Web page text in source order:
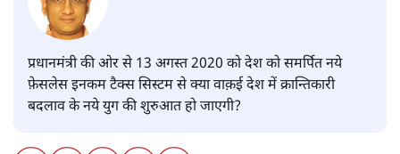
प्रधानमंत्री की ओर से 13 अगस्त 2020 को देश को समर्पित नये
फ़ेसलेस इनकम टैक्स सिस्टम से क्या वाक़ई देश में क्रान्तिकारी
बदलाव के नये युग की शुरुआत हो जाएगी?